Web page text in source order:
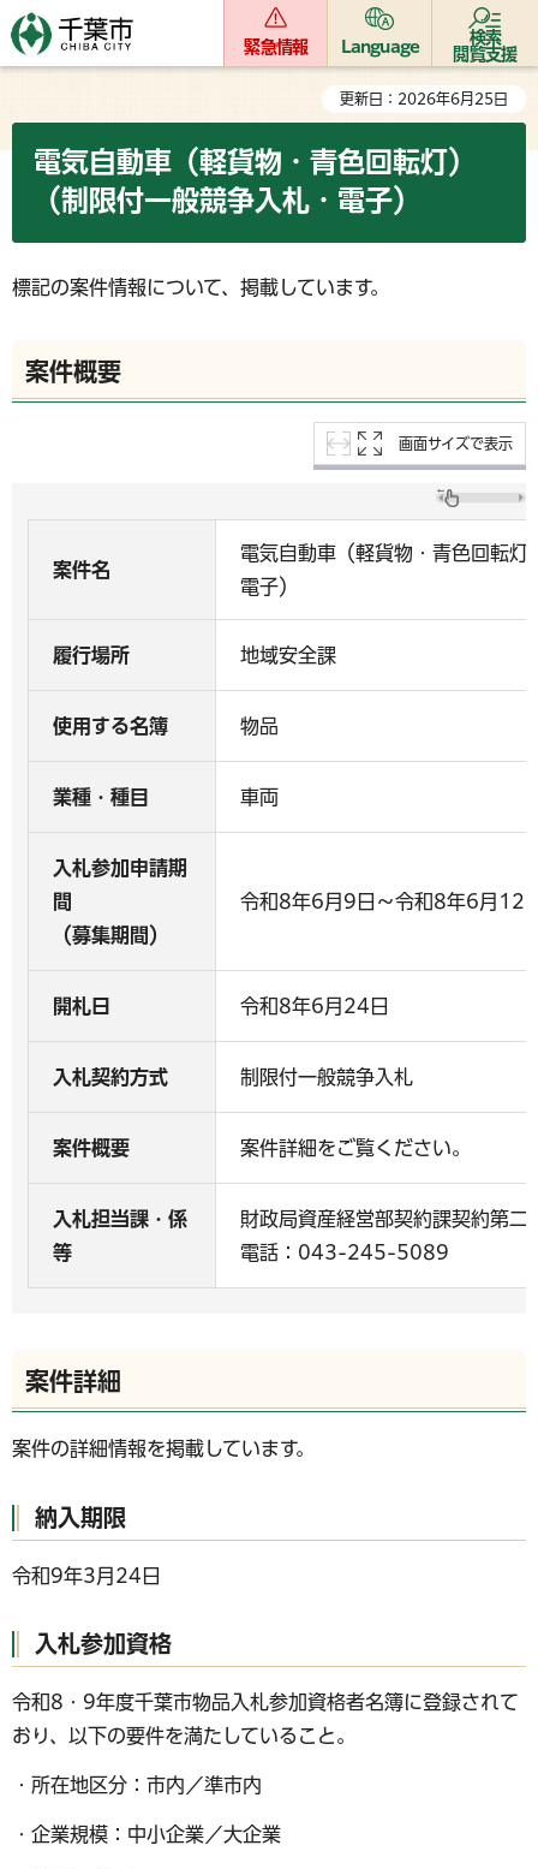
緊急情報 Language
検索
閲覧支援
更新日：2026年6月25日
電気自動車（軽貨物・青色回転灯）
（制限付一般競争入札・電子）
標記の案件情報について、掲載しています。
案件概要
画面サイズで表示
案件名
電気自動車（軽貨物・青色回転灯
電子）
履行場所 地域安全課
使用する名簿 物品
業種・種目 車両
入札参加申請期
間
（募集期間）
令和8年6月9日～令和8年6月12
開札日 令和8年6月24日
入札契約方式 制限付一般競争入札
案件概要 案件詳細をご覧ください。
入札担当課・係
等
財政局資産経営部契約課契約第二
電話：043-245-5089
案件詳細
案件の詳細情報を掲載しています。
納入期限
令和9年3月24日
入札参加資格
令和8・9年度千葉市物品入札参加資格者名簿に登録されて
おり、以下の要件を満たしていること。
・所在地区分：市内／準市内
・企業規模：中小企業／大企業